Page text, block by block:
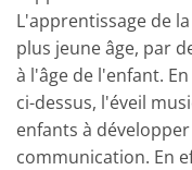
L'apprentissage de
plus jeune âge, par
à l'âge de l'enfant.
ci-dessus, l'éveil
enfants à
communication. En